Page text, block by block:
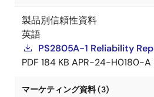
製品別信頼性資料
英語
PS2805A-1 Reliability
PDF 184 KB APR-24-H0180-A
マーケティング資料 (3)